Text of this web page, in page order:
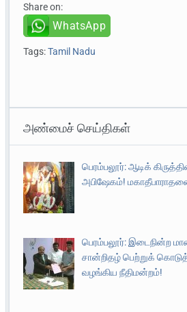
Share on:
WhatsApp
Tags:Tamil Nadu
அண்மைச் செய்திகள்
பெரம்பலூர்: ஆடிக்
அபிஷேகம்!
பெரம்பலூர்: இடைநின்ற
சான்றிதழ் பெற்றுக்
வழங்கிய நீதிமன்றம்!